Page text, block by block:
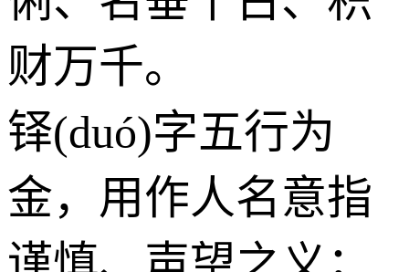
财万千。
铎(duó)字五行为
金，用作人名意指